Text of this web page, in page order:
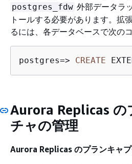
postgres_fdw 外部データラ
トールする必要があります。拡
るには、各データベースで次の
postgres=> CREATE
Aurora Replicas の
チャの管理
Aurora Replicas のプランキャ